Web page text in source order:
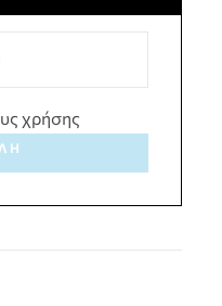
χρήσης